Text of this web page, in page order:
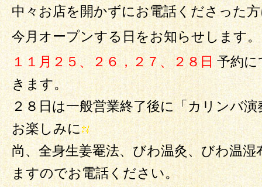
中々お店を開かずにお電話くださった
今月オープンする日をお知らせします。
１１月２５、２６，２７、２８日 予約に
きます。
２８日は一般営業終了後に「カリンバ
お楽しみに
尚、全身生姜罨法、びわ温灸、びわ温
ますのでお電話ください。